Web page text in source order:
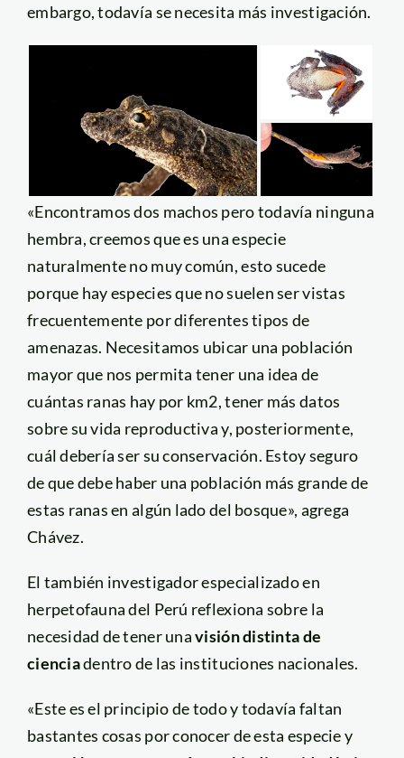
embargo, todavía se necesita más investigación.
«Encontramos dos machos pero todavía ninguna
hembra, creemos que es una especie
naturalmente no muy común, esto sucede
porque hay especies que no suelen ser vistas
frecuentemente por diferentes tipos de
amenazas. Necesitamos ubicar una población
mayor que nos permita tener una idea de
cuántas ranas hay por km2, tener más datos
sobre su vida reproductiva y, posteriormente,
cuál debería ser su conservación. Estoy seguro
de que debe haber una población más grande de
estas ranas en algún lado del bosque», agrega
Chávez.
El también investigador especializado en
herpetofauna del Perú reflexiona sobre la
necesidad de tener unavisión distinta de
cienciadentro de las instituciones nacionales.
«Este es el principio de todo y todavía faltan
bastantes cosas por conocer de esta especie y